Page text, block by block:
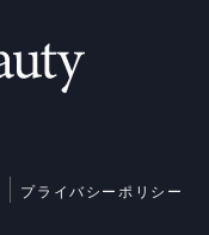
プライバシーポリシー